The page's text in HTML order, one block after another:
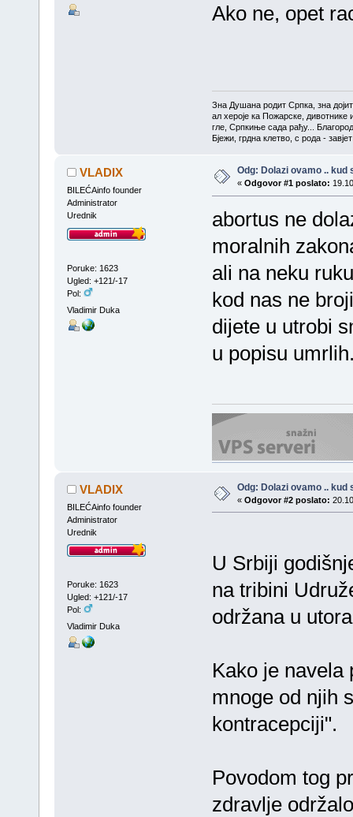
Ako ne, opet
Зна Душана родит Српка, зна
ал хероје ка Пожарске, дивотнике
гле, Српкиње сада рађу...
Бјежи, грдна клетво, с рода -
VLADIX
BILEĆAinfo founder
Administrator
Urednik
Poruke: 1623
Ugled: +121/-17
Pol:
Vladimir Duka
Odg: Dolazi ovamo .. kud
« Odgovor #1 poslato:
abortus ne
moralnih
ali na neku
kod nas ne
dijete u utrobi
u popisu
VLADIX
BILEĆAinfo founder
Administrator
Urednik
Poruke: 1623
Ugled: +121/-17
Pol:
Vladimir Duka
Odg: Dolazi ovamo .. kud
« Odgovor #2 poslato:
U Srbiji
na tribini
održana u
Kako je navela
mnoge od njih
kontracepciji".
Povodom tog
zdravlje